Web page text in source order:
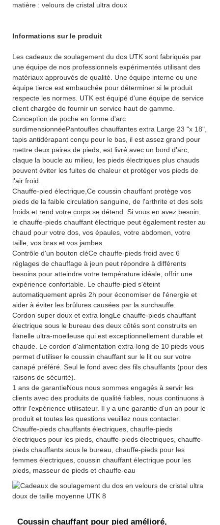
matière : velours de cristal ultra doux
Informations sur le produit
Les cadeaux de soulagement du dos UTK sont fabriqués par
une équipe de nos professionnels expérimentés utilisant des
matériaux approuvés de qualité. Une équipe interne ou une
équipe tierce est embauchée pour déterminer si le produit
respecte les normes. UTK est équipé d'une équipe de service
client chargée de fournir un service haut de gamme.
Conception de poche en forme d'arc
surdimensionnéePantoufles chauffantes extra Large 23 "x 18",
tapis antidérapant conçu pour le bas, il est assez grand pour
mettre deux paires de pieds, est livré avec un bord d'arc,
claque la boucle au milieu, les pieds électriques plus chauds
peuvent éviter les fuites de chaleur et protéger vos pieds de
l'air froid.
Chauffe-pied électrique,Ce coussin chauffant protège vos
pieds de la faible circulation sanguine, de l'arthrite et des sols
froids et rend votre corps se détend. Si vous en avez besoin,
le chauffe-pieds chauffant électrique peut également rester au
chaud pour votre dos, vos épaules, votre abdomen, votre
taille, vos bras et vos jambes.
Contrôle d'un bouton cléCe chauffe-pieds froid avec 6
réglages de chauffage à jeun peut répondre à différents
besoins pour atteindre votre température idéale, offrir une
expérience confortable. Le chauffe-pied s'éteint
automatiquement après 2h pour économiser de l'énergie et
aider à éviter les brûlures causées par la surchauffe.
Cordon super doux et extra longLe chauffe-pieds chauffant
électrique sous le bureau des deux côtés sont construits en
flanelle ultra-moelleuse qui est exceptionnellement durable et
chaude. Le cordon d'alimentation extra-long de 10 pieds vous
permet d'utiliser le coussin chauffant sur le lit ou sur votre
canapé préféré. Seul le fond avec des fils chauffants (pour des
raisons de sécurité).
1 ans de garantieNous nous sommes engagés à servir les
clients avec des produits de qualité fiables, nous continuons à
offrir l'expérience utilisateur. Il y a une garantie d'un an pour le
produit et toutes les questions veuillez nous contacter.
Chauffe-pieds chauffants électriques, chauffe-pieds
électriques pour les pieds, chauffe-pieds électriques, chauffe-
pieds chauffants sous le bureau, chauffe-pieds pour les
femmes électriques, coussin chauffant électrique pour les
pieds, masseur de pieds et chauffe-eau
Coussin chauffant pour pied amélioré,